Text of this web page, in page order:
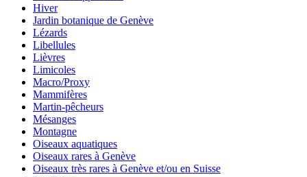
Hiver
Jardin botanique de Genève
Lézards
Libellules
Lièvres
Limicoles
Macro/Proxy
Mammifères
Martin-pêcheurs
Mésanges
Montagne
Oiseaux aquatiques
Oiseaux rares à Genève
Oiseaux très rares à Genève et/ou en Suisse